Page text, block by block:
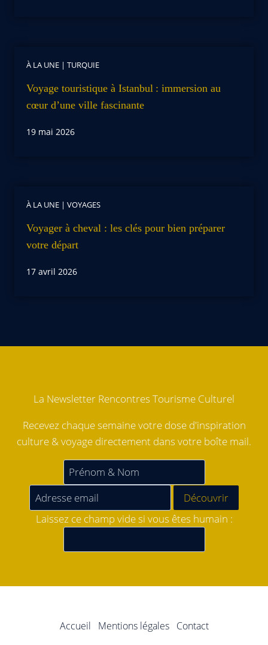
À LA UNE | TURQUIE
Voyage touristique à Istanbul : immersion au
cœur d’une ville fascinante
19 mai 2026
À LA UNE | VOYAGES
Voyager à cheval : les clés pour bien préparer
votre départ
17 avril 2026
La Newsletter Rencontres Tourisme Culturel
Recevez chaque semaine votre dose d'inspiration
culture & voyage directement dans votre boîte mail.
Laissez ce champ vide si vous êtes humain :
Accueil Mentions légales Contact